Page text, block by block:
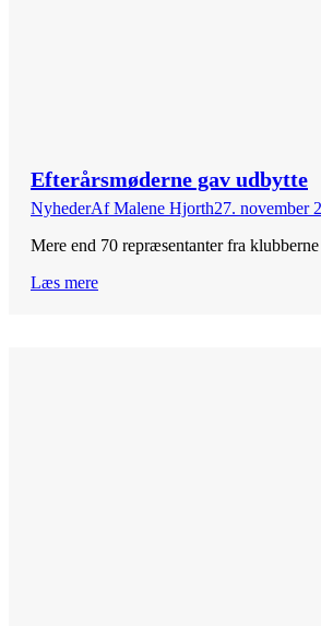
Efterårsmøderne gav udbytte
NyhederAfMalene Hjorth27. november
Mere end 70 repræsentanter fra
Læs mere